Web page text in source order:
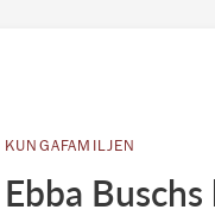
KUNGAFAMILJEN
Ebba